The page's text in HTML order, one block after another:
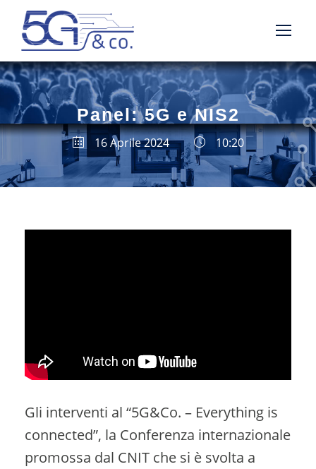
Panel: 5G e NIS2
16 Aprile 2024 10:20
Gli interventi al “5G&Co. – Everything is
connected”, la Conferenza internazionale
promossa dal CNIT che si è svolta a